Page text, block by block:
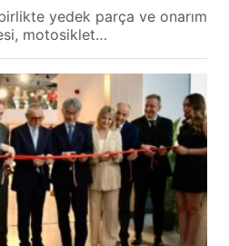
yedek parça ve onarım
motosiklet…